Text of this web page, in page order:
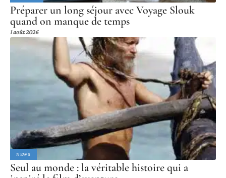
Préparer un long séjour avec Voyage Slouk
quand on manque de temps
1 août 2026
NEWS
Seul au monde : la véritable histoire qui a